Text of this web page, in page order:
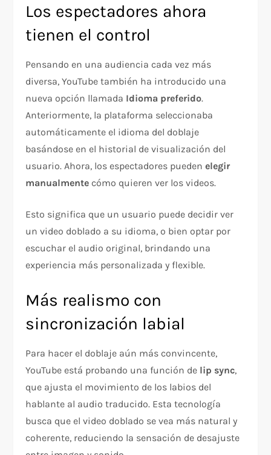
Los espectadores ahora
tienen el control
Pensando en una audiencia cada vez más
diversa, YouTube también ha introducido una
nueva opción llamada Idioma preferido.
Anteriormente, la plataforma seleccionaba
automáticamente el idioma del doblaje
basándose en el historial de visualización del
usuario. Ahora, los espectadores puedenelegir
manualmente cómo quieren ver los videos.
Esto significa que un usuario puede decidir ver
un video doblado a su idioma, o bien optar por
escuchar el audio original, brindando una
experiencia más personalizada y flexible.
Más realismo con
sincronización labial
Para hacer el doblaje aún más convincente,
YouTube está probando una función de lip sync,
que ajusta el movimiento de los labios del
hablante al audio traducido. Esta tecnología
busca que el video doblado se vea más natural y
coherente, reduciendo la sensación de desajuste